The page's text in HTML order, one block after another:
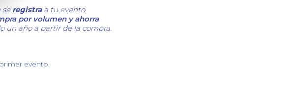
se registraa tu evento.
por volumen y ahorra
un año a partir de la compra.
evento.